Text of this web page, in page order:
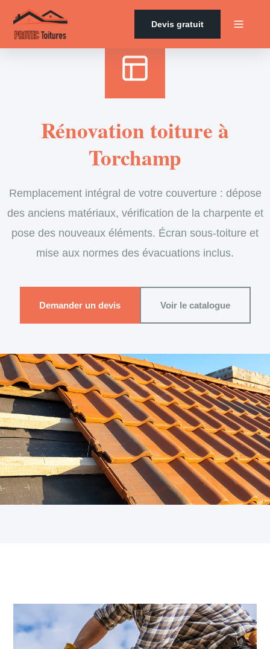
Devis gratuit
Rénovation toiture à
Torchamp
Remplacement intégral de votre couverture : dépose
des anciens matériaux, vérification de la charpente et
pose des nouveaux éléments. Écran sous-toiture et
mise aux normes des évacuations inclus.
Demander un devis Voir le catalogue